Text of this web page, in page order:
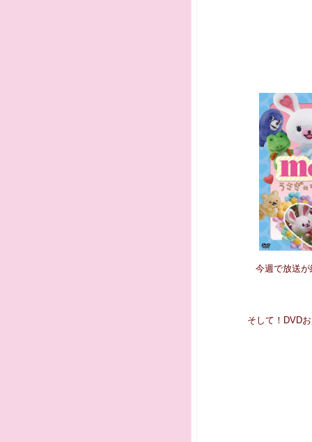
今週で放送
そして！DVD